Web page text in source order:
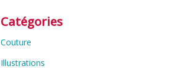
Catégories
Couture
Illustrations